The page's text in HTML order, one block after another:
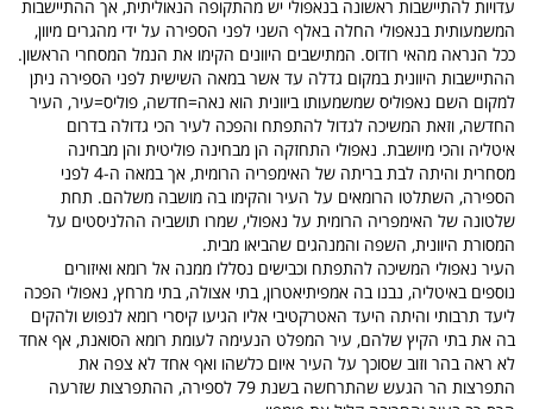
עדויות להתיישבות ראשונה בנאפולי יש מהתקופה הנאוליתית, אך ההתיישבות
המשמעותית בנאפולי החלה באלף השני לפני הספירה על ידי מהגרים מיוון,
ככל הנראה מהאי רודוס. המתישבים היוונים הקימו את הנמל המסחרי הראשון.
ההתיישבות היוונית במקום גדלה עד אשר במאה השישית לפני הספירה ניתן
למקום השם נאפוליס שמשמעותו ביוונית הוא נאה=חדשה, פוליס=עיר, העיר
החדשה, וזאת המשיכה לגדול להתפתח והפכה לעיר הכי גדולה בדרום
איטליה והכי מיושבת. נאפולי התחזקה הן מבחינה פוליטית והן מבחינה
מסחרית והיתה לבת בריתה של האימפריה הרומית, אך במאה ה-4 לפני
הספירה, השתלטו הרומאים על העיר והקימו בה מושבה משלהם. תחת
שלטונה של האימפריה הרומית על נאפולי, שמרו תושביה ההלניסטים על
המסורת היוונית, השפה והמנהגים שהביאו מבית.
העיר נאפולי המשיכה להתפתח וכבישים נסללו ממנה אל רומא ואיזורים
נוספים באיטליה, נבנו בה אמפיתיאטרון, בתי אצולה, בתי מרחץ, נאפולי הפכה
ליעד תרבותי והיתה היעד האטרקטיבי אליו הגיעו קיסרי רומא לנפוש ולהקים
בה את בתי הקיץ שלהם, עיר המפלט הנעימה לעומת רומא הסואנת, אף אחד
לא ראה בהר וזוב שסוכך על העיר איום כלשהו ואף אחד לא צפה את
התפרצות הר הגעש שהתרחשה בשנת 79 לספירה, ההתפרצות שזרעה